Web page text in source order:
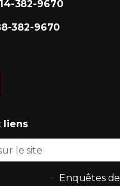
382-9670
382-9670
liens
Enquêtes de